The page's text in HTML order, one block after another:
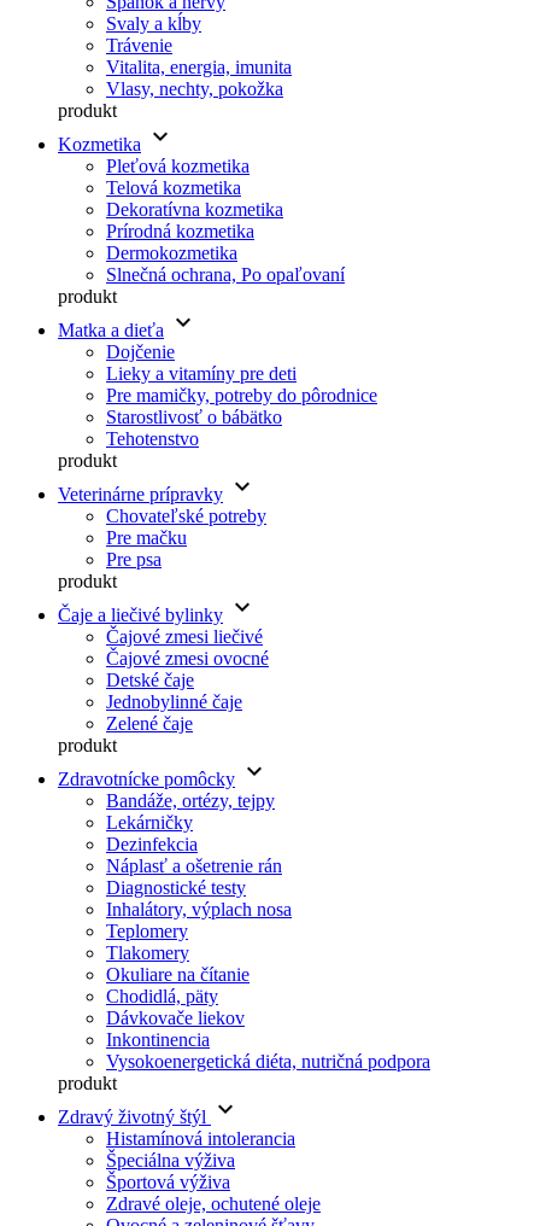
Svaly a kĺby
Trávenie
Vitalita, energia, imunita
Vlasy, nechty, pokožka
produkt
Kozmetika
keyboard_arrow_down
Pleťová kozmetika
Telová kozmetika
Dekoratívna kozmetika
Prírodná kozmetika
Dermokozmetika
Slnečná ochrana, Po opaľovaní
produkt
Matka a dieťa
keyboard_arrow_down
Dojčenie
Lieky a vitamíny pre deti
Pre mamičky, potreby do pôrodnice
Starostlivosť o bábätko
Tehotenstvo
produkt
Veterinárne prípravky keyboard_arrow_down
Chovateľské potreby
Pre mačku
Pre psa
produkt
Čaje a liečivé bylinky keyboard_arrow_down
Čajové zmesi liečivé
Čajové zmesi ovocné
Detské čaje
Jednobylinné čaje
Zelené čaje
produkt
Zdravotnícke pomôcky keyboard_arrow_down
Bandáže, ortézy, tejpy
Lekárničky
Dezinfekcia
Náplasť a ošetrenie rán
Diagnostické testy
Inhalátory, výplach nosa
Teplomery
Tlakomery
Okuliare na čítanie
Chodidlá, päty
Dávkovače liekov
Inkontinencia
Vysokoenergetická diéta, nutričná podpora
produkt
Zdravý životný štýl
keyboard_arrow_down
Histamínová intolerancia
Špeciálna výživa
Športová výživa
Zdravé oleje, ochutené oleje